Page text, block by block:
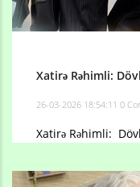
Xatirə Rəhimli:
26-03-2026 18:54:11 0
Xatirə Rəhimli: